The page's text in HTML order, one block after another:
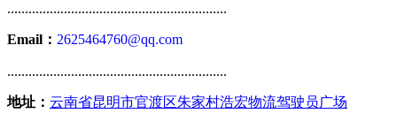
..............................................................
Email： 2625464760@qq.com
..............................................................
地址： 云南省昆明市官渡区朱家村浩宏物流驾驶员广场